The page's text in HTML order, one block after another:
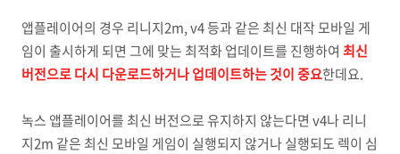
앱플레이어의 경우 리니지2m, v4 등과 같은 최신 대작 모바일 게
임이 출시하게 되면 그에 맞는 최적화 업데이트를 진행하여 최신
버전으로 다시 다운로드하거나 업데이트하는 것이 중요한데요.
녹스 앱플레이어를 최신 버전으로 유지하지 않는다면 v4나 리니
지2m 같은 최신 모바일 게임이 실행되지 않거나 실행되도 렉이 심